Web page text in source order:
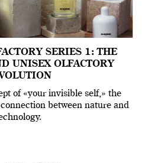
SERIES 1: THE
UNISEX OLFACTORY
of «your invisible self,» the
between nature and